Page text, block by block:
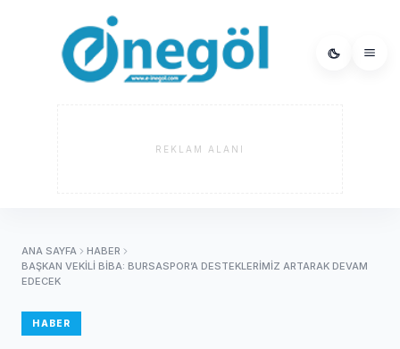
REKLAM ALANI
ANA SAYFA
HABER
BAŞKAN VEKILI BIBA: BURSASPOR’A DESTEKLERIMIZ ARTARAK DEVAM
EDECEK
HABER